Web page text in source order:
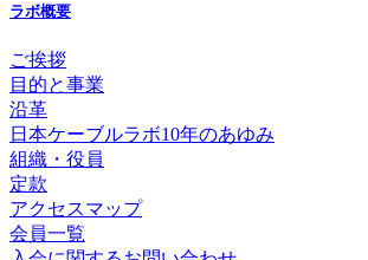
ラボ概要
ご挨拶
目的と事業
沿革
日本ケーブルラボ10年のあゆみ
組織・役員
定款
アクセスマップ
会員一覧